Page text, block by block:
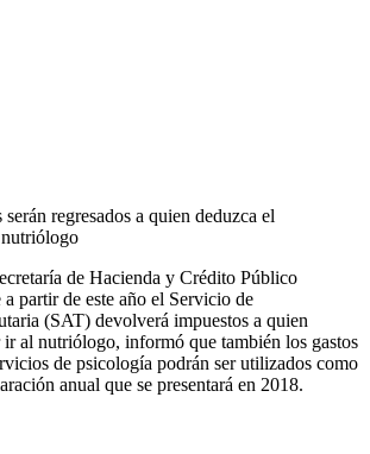
regresados a quien deduzca el
de Hacienda y Crédito Público
partir de este año el Servicio de
(SAT) devolverá impuestos a quien
ir al nutriólogo, informó que también los gastos
de psicología podrán ser utilizados como
anual que se presentará en 2018.